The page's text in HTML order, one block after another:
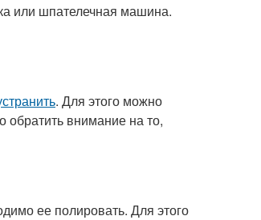
или шпателечная машина.
. Для этого можно
обратить внимание на то,
ее полировать. Для этого